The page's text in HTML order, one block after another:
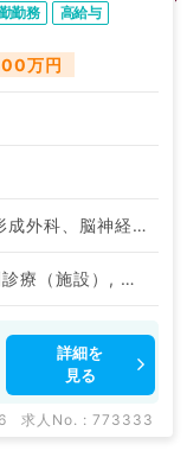
勤務 高給与
万円
神経内科、整形外科、形成外科、脳神経外科、呼吸器外科、心臓血管外科、泌尿器科、一般内科、循環器内科、呼吸器内科、消化器内科、内分泌・代謝内科、腎臓内科、老年内科、血液内科、外科系全般、一般外科、消化器外科、乳腺外科、膠原病科、大腸・肛門外科
訪問診療（居宅）, 訪問診療（施設）, その他, 訪問診療（施設）, 訪問診療（居宅）
詳細を
見る
求人No. : 773333